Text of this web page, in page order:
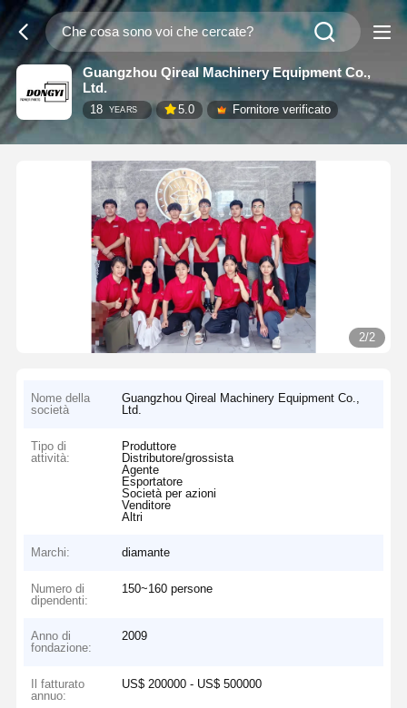
Guangzhou Qireal Machinery Equipment Co.,
Ltd.
18 YEARS 5.0 Fornitore verificato
2/2
Nome della
società
Guangzhou Qireal Machinery Equipment Co.,
Ltd.
Tipo di
attività:
Produttore
Distributore/grossista
Agente
Esportatore
Società per azioni
Venditore
Altri
Marchi: diamante
Numero di
dipendenti:
150~160 persone
Anno di
fondazione:
2009
Il fatturato
annuo:
US$ 200000 - US$ 500000